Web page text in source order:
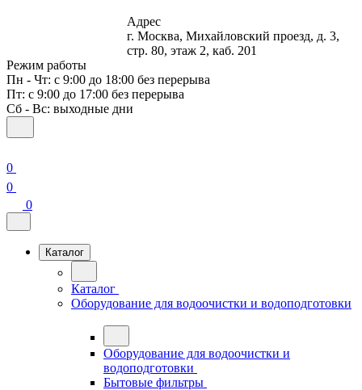
Адрес
г. Москва, Михайловский проезд, д. 3,
стр. 80, этаж 2, каб. 201
Режим работы
Пн - Чт: с 9:00 до 18:00 без перерыва
Пт: с 9:00 до 17:00 без перерыва
Сб - Вс: выходные дни
0
0
0
Каталог
Каталог
Оборудование для водоочистки и водоподготовки
Оборудование для водоочистки и
водоподготовки
Бытовые фильтры